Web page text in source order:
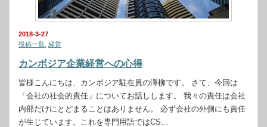
2018-3-27
投稿一覧 経営
カンボジア企業経営への心得
皆様こんにちは、カンボジア駐在員の澤柳です。 さて、今回は
「会社の社会的責任」についてお話しします。 我々の責任は会社
内部だけにとどまることはありません。 必ず会社の外側にも責任
が生じています。これを専門用語ではCS…